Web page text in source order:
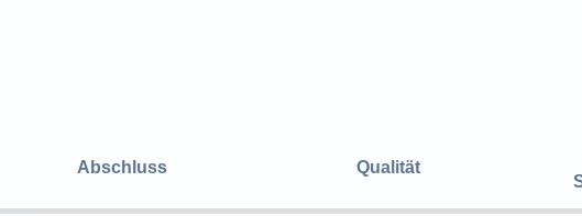
Abschluss Qualität